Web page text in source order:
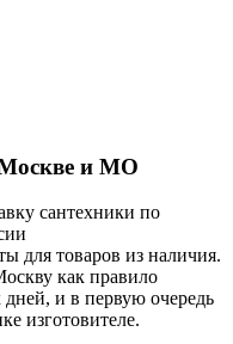
и МО
сантехники по
для товаров из наличия.
как правило
дней, и в первую очередь
изготовителе.